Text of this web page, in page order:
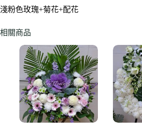
淺粉色玫瑰+菊花+配花
相關商品